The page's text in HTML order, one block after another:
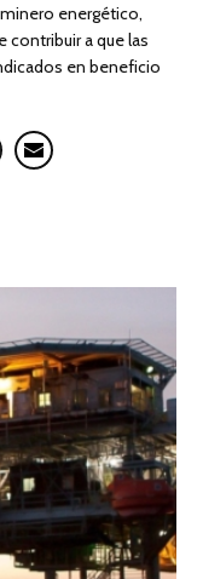
energético,
contribuir a que las
en beneficio